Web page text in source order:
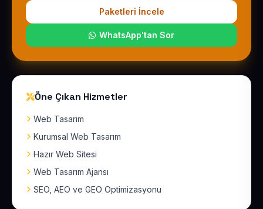
Paketleri İncele
WhatsApp'tan Sor
Öne Çıkan Hizmetler
Web Tasarım
Kurumsal Web Tasarım
Hazır Web Sitesi
Web Tasarım Ajansı
SEO, AEO ve GEO Optimizasyonu